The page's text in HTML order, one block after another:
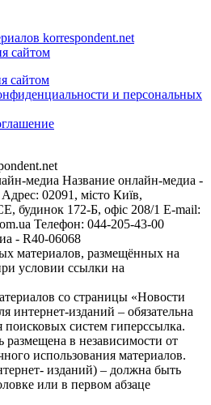
korrespondent.net
сайтом
сайтом
и персональных
медиа Название онлайн-медиа -
02091, місто Київ,
172-Б, офіс 208/1 E-mail:
Телефон: 044-205-43-00
- R40-06068
материалов, размещённых на
условии ссылки на
со страницы «Новости
интернет-изданий – обязательна
поисковых систем гиперссылка.
в независимости от
использования материалов.
изданий) – должна быть
или в первом абзаце